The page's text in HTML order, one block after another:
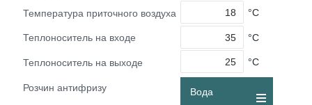
Температура приточного воздуха °C
Теплоноситель на входе °C
Теплоноситель на выходе °C
Розчин антифризу Вода